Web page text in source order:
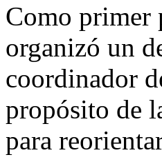
Como primer
organizó un
coordinador
propósito de
para